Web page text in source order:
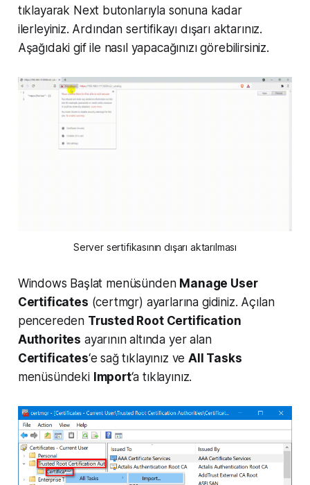
tıklayarak Next butonlarıyla sonuna kadar
ilerleyiniz. Ardından sertifikayı dışarı aktarınız.
Aşağıdaki gif ile nasıl yapacağınızı görebilirsiniz.
Server sertifikasının dışarı aktarılması
Windows Başlat menüsünden Manage User
Certificates (certmgr) ayarlarına gidiniz. Açılan
pencereden Trusted Root Certification
Authorites ayarının altında yer alan
Certificates‘e sağ tıklayınız veAll Tasks
menüsündeki Import‘a tıklayınız.